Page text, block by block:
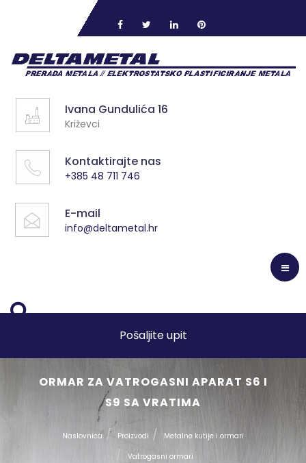
Ivana Gundulića 16
Križevci
Kontaktirajte nas
+385 48 711 746
E-mail
info@deltametal.hr
Pošaljite upit
ORMAR ZA VATROGASNI APARAT S6 I
S9 SA VRATIMA
Naslovnica Proizvodi
Metalne kutije i ormari
Vatrogasni ormari